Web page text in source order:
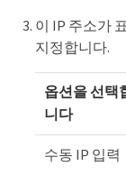
이 IP 주소가
지정합니다.
옵션을 선택
니다
수동 IP 입력